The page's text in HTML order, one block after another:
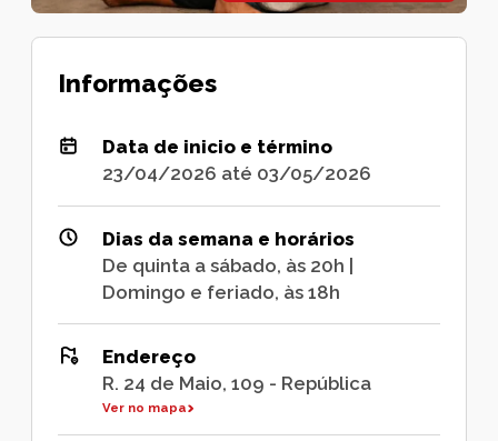
Informações
Data de inicio e término
23/04/2026 até 03/05/2026
Dias da semana e horários
De quinta a sábado, às 20h |
Domingo e feriado, às 18h
Endereço
R. 24 de Maio, 109 - República
Ver no mapa